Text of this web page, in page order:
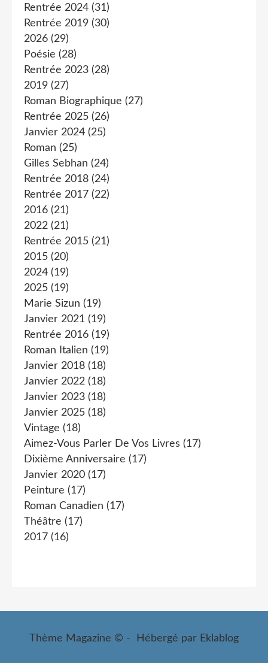
Rentrée 2024 (31)
Rentrée 2019 (30)
2026 (29)
Poésie (28)
Rentrée 2023 (28)
2019 (27)
Roman Biographique (27)
Rentrée 2025 (26)
Janvier 2024 (25)
Roman (25)
Gilles Sebhan (24)
Rentrée 2018 (24)
Rentrée 2017 (22)
2016 (21)
2022 (21)
Rentrée 2015 (21)
2015 (20)
2024 (19)
2025 (19)
Marie Sizun (19)
Janvier 2021 (19)
Rentrée 2016 (19)
Roman Italien (19)
Janvier 2018 (18)
Janvier 2022 (18)
Janvier 2023 (18)
Janvier 2025 (18)
Vintage (18)
Aimez-Vous Parler De Vos Livres (17)
Dixième Anniversaire (17)
Janvier 2020 (17)
Peinture (17)
Roman Canadien (17)
Théâtre (17)
2017 (16)
Thème Magazine © - Hébergé par Eklablog